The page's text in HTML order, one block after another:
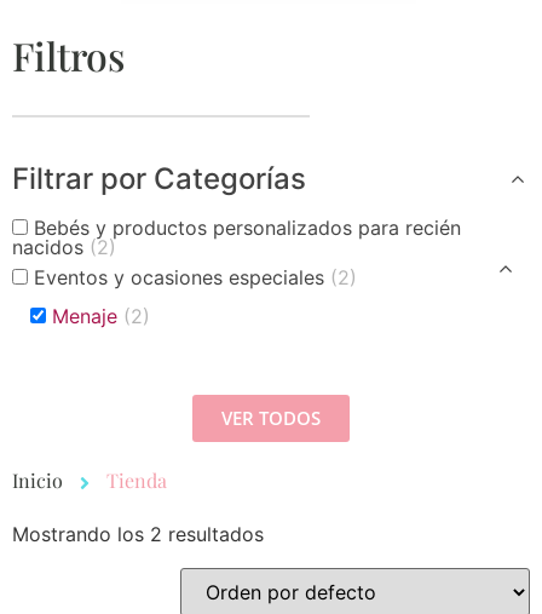
Inicio Tienda
Mostrando los 2 resultados
Filtros
Filtrar por Categorías
Bebés y productos personalizados para recién
nacidos (2)
Eventos y ocasiones especiales (2)
Menaje (2)
VER TODOS